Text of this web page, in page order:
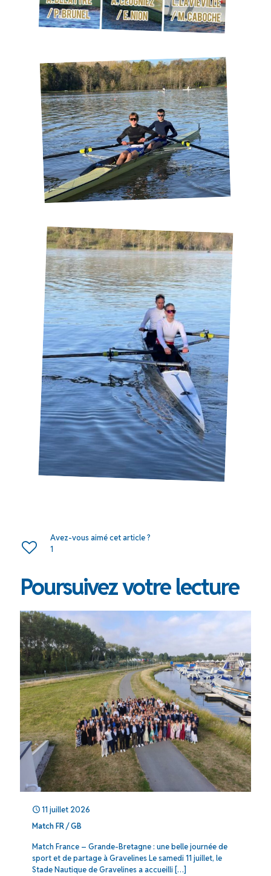
1
Avez-vous aimé cet article ?
Poursuivez votre lecture
11 juillet 2026
Match FR / GB
Match France – Grande-Bretagne : une belle journée de
sport et de partage à Gravelines Le samedi 11 juillet, le
Stade Nautique de Gravelines a accueilli […]